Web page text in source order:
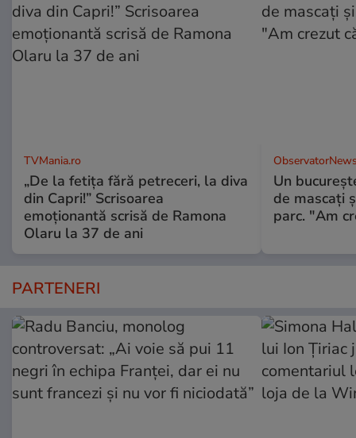
TVMania.ro
„De la fetița fără petreceri, la diva
din Capri!” Scrisoarea
emoționantă scrisă de Ramona
Olaru la 37 de ani
Un
de mascaţi
parc. "Am
PARTENERI